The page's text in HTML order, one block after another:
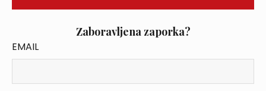
Zaboravljena zaporka?
EMAIL